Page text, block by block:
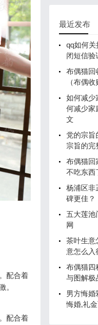
配合着
。
配合着
最近发布
qq如何
闭短信验
布偶猫回
（布偶收
如何减少
何减少家
文
党的宗旨
宗旨的完
布偶猫回
不吃东西
杨浦区非
碑更佳？
五大莲池
网
茶叶生意
意怎么入
布偶猫四
与图解极
男方悔婚
悔婚,礼